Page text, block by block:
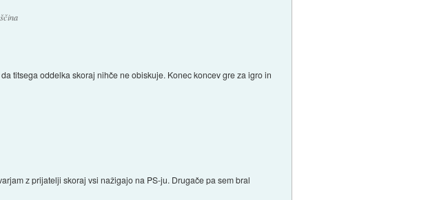
titsega oddelka skoraj nihče ne obiskuje. Konec koncev gre za igro in
z prijatelji skoraj vsi nažigajo na PS-ju. Drugače pa sem bral